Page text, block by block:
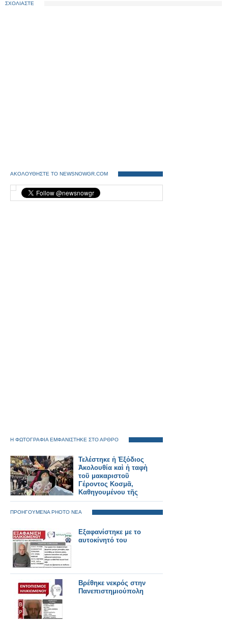
ΣΧΟΛΙΑΣΤΕ
ΑΚΟΛΟΥΘΗΣΤΕ ΤΟ NEWSNOWGR.COM
Η ΦΩΤΟΓΡΑΦΙΑ ΕΜΦΑΝΙΣΤΗΚΕ ΣΤΟ ΑΡΘΡΟ
Τελέστηκε ἡ Ἐξόδιος
Ἀκολουθία καὶ ἡ ταφὴ
τοῦ μακαριστοῦ
Γέροντος Κοσμᾶ,
Καθηγουμένου τῆς
Ἱερᾶς Μονῆς Στομίου
Κονίτσης
ΠΡΟΗΓΟΥΜΕΝΑ PHOTO ΝΕΑ
Εξαφανίστηκε με το
αυτοκίνητό του
Βρέθηκε νεκρός στην
Πανεπιστημιούπολη